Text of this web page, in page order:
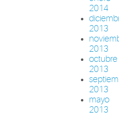
2014
2013
2013
octubre
2013
2013
mayo
2013